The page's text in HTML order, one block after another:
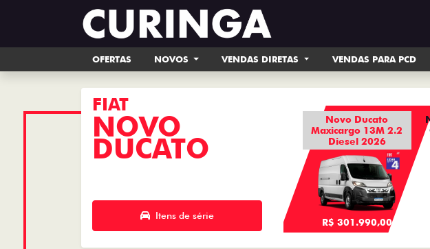
OFERTAS NOVOS VENDAS DIRETAS VENDAS PARA PCD
FIAT
NOVO
DUCATO
Itens de série
Novo Ducato
Maxicargo 13M 2.2
Diesel 2026
R$ 301.990,00